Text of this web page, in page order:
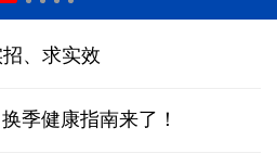
、求实效
季健康指南来了！